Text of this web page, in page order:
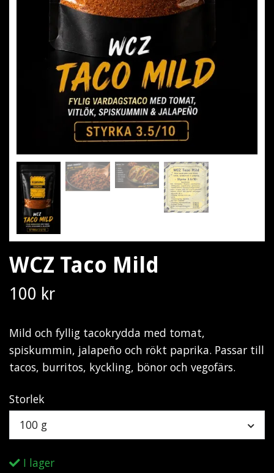
WCZ Taco Mild
100 kr
Mild och fyllig tacokrydda med tomat,
spiskummin, jalapeño och rökt paprika. Passar till
tacos, burritos, kyckling, bönor och vegofärs.
Storlek
100 g
I lager